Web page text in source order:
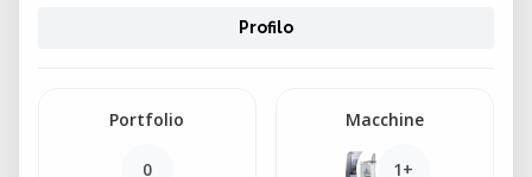
Profilo
Portfolio
0
Macchine
1+